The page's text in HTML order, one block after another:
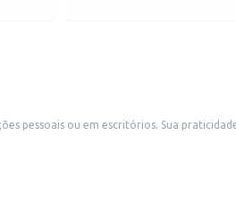
pessoais ou em escritórios. Sua